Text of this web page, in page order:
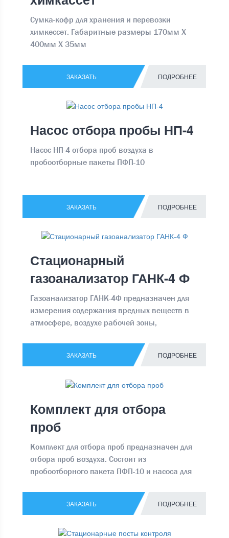
Сумка-кофр для хранения и перевозки
химкессет. Габаритные размеры 170мм Х
400мм Х 35мм
ЗАКАЗАТЬ ПОДРОБНЕЕ
Насос отбора пробы НП-4
Насос НП-4 отбора проб воздуха в
пробоотборные пакеты ПФП-10
ЗАКАЗАТЬ ПОДРОБНЕЕ
Стационарный
газоанализатор ГАНК-4 Ф
Газоанализатор ГАНК-4Ф предназначен для
измерения содержания вредных веществ в
атмосфере, воздухе рабочей зоны,
непрерывные прямые замеры воздуха,
вычисляет средний параметр за
готовый, вычисленный параметр выводит на
ЗАКАЗАТЬ ПОДРОБНЕЕ
Комплект для отбора
проб
Комплект для отбора проб предназначен для
отбора проб воздуха. Состоит из
пробоотборного пакета ПФП-10 и насоса для
ЗАКАЗАТЬ ПОДРОБНЕЕ